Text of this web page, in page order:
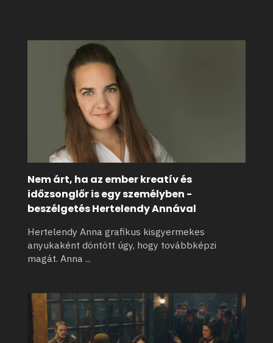
Nem árt, ha az ember kreatív és
időzsonglőr is egy személyben -
beszélgetés Hertelendy Annával
Hertelendy Anna grafikus kisgyermekes
anyukaként döntött úgy, hogy továbbképzi
magát. Anna ...